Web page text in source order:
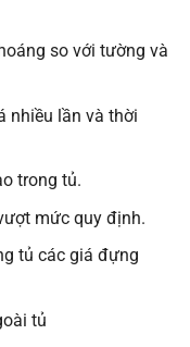
so với tường và
nhiều lần và thời
trong tủ.
mức quy định.
tủ các giá đựng
tủ